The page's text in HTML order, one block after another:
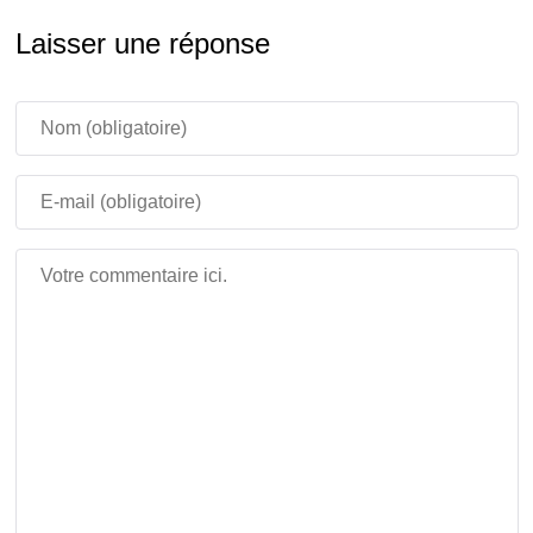
Les Creepers, squelettes, sorcières et zombies
apparaissent moins souvent dans ce biome, tandis que
les Cubes de Soufre peuvent apparaître par groupes de
deux à quatre. Les Araignées des Cavernes remplacent
aussi les Araignées normales, ce qui rend ces grottes
Laisser une réponse